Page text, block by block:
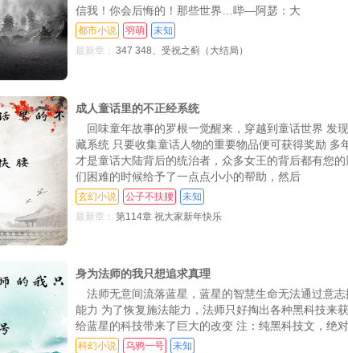
第58章 一二三 第59章 魔道学院
第61章 大家一起来找茬！
第64章 父母（一）
第67章 孩子（四）
第70章 孩子（七） 第71章 孩子（八）
第73章 家庭（十） 第74章 家庭（十一）
第76章 家庭（十三）
第79章 疯狂的我们（十六）
第82章 疯狂的我们（十九）
第85章 疯狂的我们（二十二）
第88章 疯狂的我们（二十五） 第89章 疯狂的我们（二十六
第91章 欲孽 第92章 爱情与艺术之神
信我！你会后悔的！那些世界…哔—阿瑟：大
都市小说 羽萌
未知
最新章： 347 348、受祝之蓟（大结局）
成人童话里的不正经系统
回味童年故事的罗根一觉醒来，穿越到童话世界 发
藏系统 只要收集童话人物的重要物品便可获得奖励 多
才是童话大陆背后的统治者，众多女王的背后都有您
们困难的时候给予了一点点小小的帮助，然后
玄幻小说 公子不扶腰
未知
最新章： 第114章 祝大家新年快乐
身为法师的我只想追求真理
法师无意间流落蓝星，蓝星的智慧生命无法通过意
能力 为了恢复施法能力，法师只好掏出各种黑科技来
给蓝星的科技带来了巨大的改变 注：纯黑科技文，绝
科幻小说 乌鸦一号
未知